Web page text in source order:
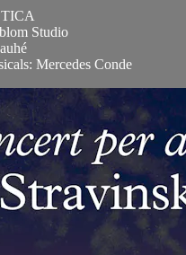
Studio
Mercedes Conde